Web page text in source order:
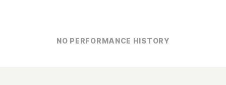
NO PERFORMANCE HISTORY